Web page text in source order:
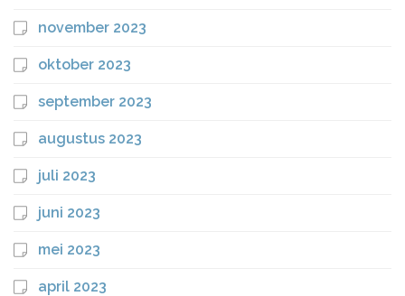
november 2023
oktober 2023
september 2023
augustus 2023
juli 2023
juni 2023
mei 2023
april 2023